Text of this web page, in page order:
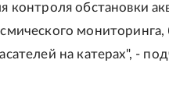
контроля обстановки
на катерах", -